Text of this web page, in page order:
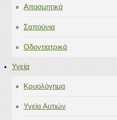
Αποσμητικά
Σαπούνια
Οδοντιατρικά
Υγεία
Κρυολόγημα
Υγεία Αυτιών